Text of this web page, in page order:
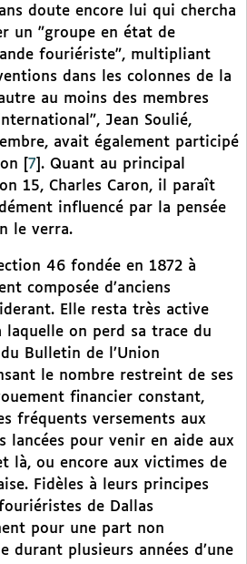
doute encore lui qui chercha
un "groupe en état de
fouriériste", multipliant
dans les colonnes de la
au moins des membres
Jean Soulié,
avait également participé
7 . Quant au principal
15, Charles Caron, il paraît
influencé par la pensée
le verra.
46 fondée en 1872 à
composée d’anciens
Elle resta très active
laquelle on perd sa trace du
Bulletin de l’Union
le nombre restreint de ses
financier constant,
fréquents versements aux
lancées pour venir en aide aux
là, ou encore aux victimes de
Fidèles à leurs principes
de Dallas
pour une part non
durant plusieurs années d’une